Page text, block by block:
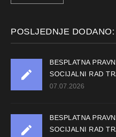
POSLJEDNJE DODANO:
BESPLATNA
SOCIJALNI RAD
07.07.2026
BESPLATNA
SOCIJALNI RAD